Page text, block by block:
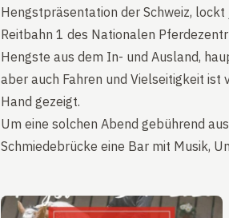
Hengstpräsentation der Schweiz,
Reitbahn 1 des Nationalen
Hengste aus dem In- und Ausland,
aber auch Fahren und Vielseitigkeit
Hand gezeigt.
Um eine solchen Abend gebührend
Schmiedebrücke eine Bar mit Musik,